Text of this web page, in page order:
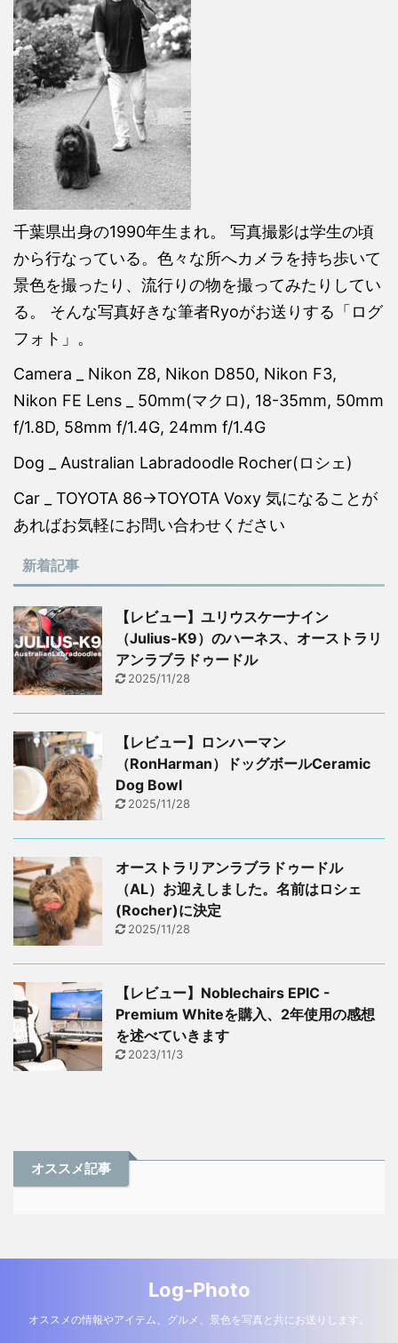
千葉県出身の1990年生まれ。 写真撮影は学生の頃
から行なっている。色々な所へカメラを持ち歩いて
景色を撮ったり、流行りの物を撮ってみたりしてい
る。 そんな写真好きな筆者Ryoがお送りする「ログ
フォト」。
Camera _ Nikon Z8, Nikon D850, Nikon F3,
Nikon FE Lens _ 50mm(マクロ), 18-35mm, 50mm
f/1.8D, 58mm f/1.4G, 24mm f/1.4G
Dog _ Australian Labradoodle Rocher(ロシェ)
Car _ TOYOTA 86→TOYOTA Voxy 気になることが
あればお気軽にお問い合わせください
新着記事
【レビュー】ユリウスケーナイン
（Julius-K9）のハーネス、オーストラリ
アンラブラドゥードル
2025/11/28
【レビュー】ロンハーマン
（RonHarman）ドッグボールCeramic
Dog Bowl
2025/11/28
オーストラリアンラブラドゥードル
（AL）お迎えしました。名前はロシェ
(Rocher)に決定
2025/11/28
【レビュー】Noblechairs EPIC -
Premium Whiteを購入、2年使用の感想
を述べていきます
2023/11/3
オススメ記事
Log-Photo
オススメの情報やアイテム、グルメ、景色を写真と共にお送りします。